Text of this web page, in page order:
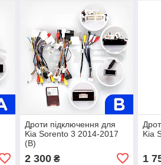
Дроти підключення для
Kia Sorento 3 2014-2017
(B)
2 300₴
Kia
1